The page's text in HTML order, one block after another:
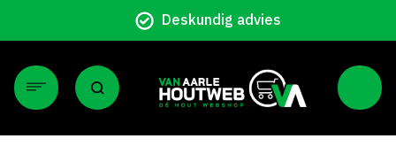
Particulier en zakelijk